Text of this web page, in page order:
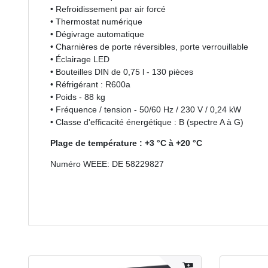
• Refroidissement par air forcé
• Thermostat numérique
• Dégivrage automatique
• Charnières de porte réversibles, porte verrouillable
• Éclairage LED
• Bouteilles DIN de 0,75 l - 130 pièces
• Réfrigérant : R600a
• Poids - 88 kg
• Fréquence / tension - 50/60 Hz / 230 V / 0,24 kW
• Classe d'efficacité énergétique : B (spectre A à G)
Plage de température : +3 °C à +20 °C
Numéro WEEE: DE 58229827